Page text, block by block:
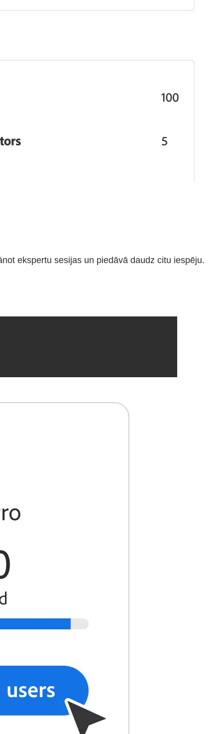
ekspertu sesijas un piedāvā daudz citu iespēju.